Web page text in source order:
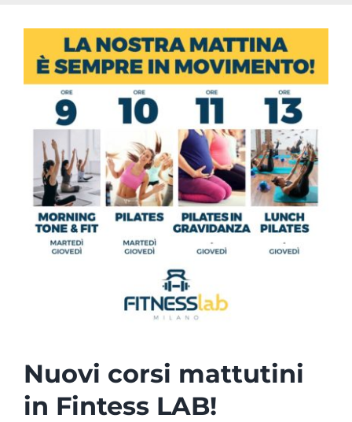
Ingrandisci
immagine
Nuovi corsi mattutini
in Fintess LAB!